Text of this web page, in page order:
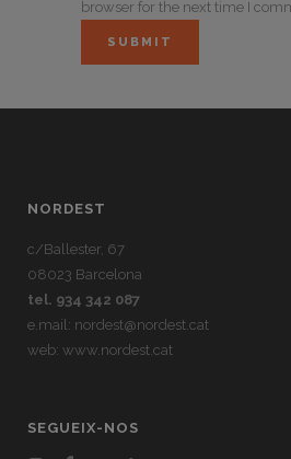
browser for the next time I
NORDEST
c/Ballester, 67
08023 Barcelona
tel. 934 342 087
e.mail: nordest@nordest.cat
web: www.nordest.cat
SEGUEIX-NOS